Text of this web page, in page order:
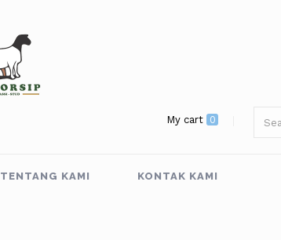
My cart 0
TENTANG KAMI KONTAK KAMI